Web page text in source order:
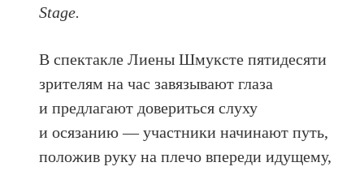
Stage.
В спектакле Лиены Шмуксте пятидесяти
зрителям на час завязывают глаза
и предлагают довериться слуху
и осязанию — участники начинают путь,
положив руку на плечо впереди идущему,